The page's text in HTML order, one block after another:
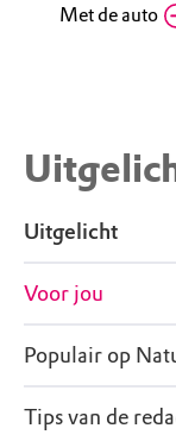
Vrijdag
Dinsdag
Woensdag
Donderdag
Met de auto
Uitgelicht
Voor jou
Populair op
Tips van de